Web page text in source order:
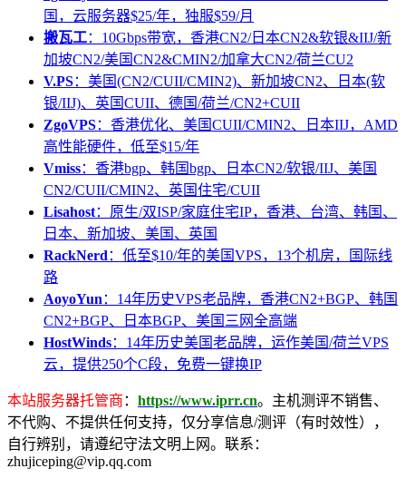
国，云服务器$25/年，独服$59/月
搬瓦工：10Gbps带宽，香港CN2/日本CN2&软银&IIJ/新
加坡CN2/美国CN2&CMIN2/加拿大CN2/荷兰CU2
V.PS：美国(CN2/CUII/CMIN2)、新加坡CN2、日本(软
银/IIJ)、英国CUII、德国/荷兰/CN2+CUII
ZgoVPS：香港优化、美国CUII/CMIN2、日本IIJ，AMD
高性能硬件，低至$15/年
Vmiss：香港bgp、韩国bgp、日本CN2/软银/IIJ、美国
CN2/CUII/CMIN2、英国住宅/CUII
Lisahost：原生/双ISP/家庭住宅IP，香港、台湾、韩国、
日本、新加坡、美国、英国
RackNerd ：低至$10/年的美国VPS，13个机房，国际线
路
AoyoYun ：14年历史VPS老品牌，香港CN2+BGP、韩国
CN2+BGP、日本BGP、美国三网全高端
HostWinds：14年历史美国老品牌，运作美国/荷兰VPS
云，提供250个C段，免费一键换IP
本站服务器托管商 ： https://www.iprr.cn。主机测评不销售、
不代购、不提供任何支持，仅分享信息/测评（有时效性），
自行辨别，请遵纪守法文明上网。联系：
zhujiceping@vip.qq.com